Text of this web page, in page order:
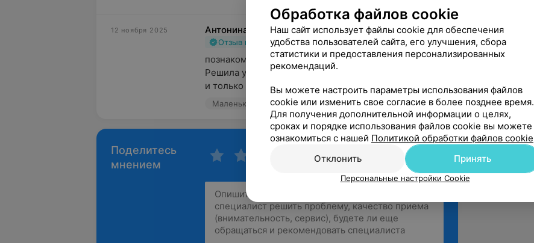
12 ноября 2025 Антонина
Отзыв подтвержден
познакомилась с Татьяной Филипповной лет 10 назад.
Решила установить брекеты. Обошла около 5 врачей
и только Татьяна Фил...
Маленький принц, ул. Стадионная, 9
Поделитесь
мнением
Обработка файлов cookie
Наш сайт использует файлы cookie для обеспечения
удобства пользователей сайта, его улучшения, сбора
статистики и предоставления персонализированных
рекомендаций.
Вы можете настроить параметры использования файлов
cookie или изменить свое согласие в более позднее время.
Для получения дополнительной информации о целях,
сроках и порядке использования файлов cookie вы можете
ознакомиться с нашей Политикой обработки файлов cookie
Отклонить
Принять
Персональные настройки Cookie